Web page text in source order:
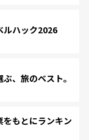
ハック2026
、旅のベスト。
もとにランキン